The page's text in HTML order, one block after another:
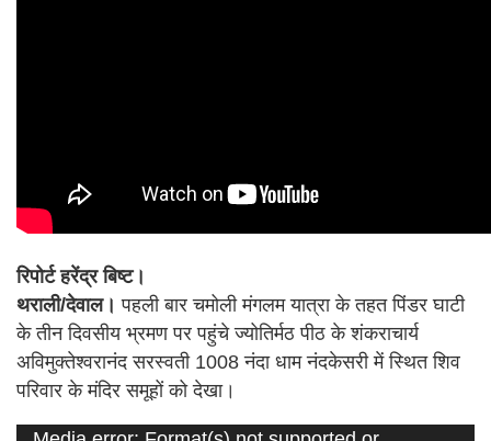
रिपोर्ट हरेंद्र बिष्ट।
थराली/देवाल। पहली बार चमोली मंगलम यात्रा के तहत पिंडर घाटी
के तीन दिवसीय भ्रमण पर पहुंचे ज्योतिर्मठ पीठ के शंकराचार्य
अविमुक्तेश्वरानंद सरस्वती 1008 नंदा धाम नंदकेसरी में स्थित शिव
परिवार के मंदिर समूहों को देखा।
Video